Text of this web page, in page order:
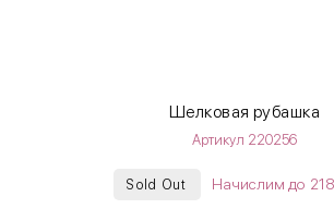
Шелковая рубашка
Артикул 220256
Sold Out Начислим до